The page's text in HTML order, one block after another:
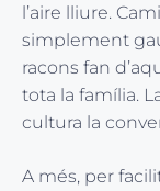
l’aire lliure.
simplement
racons fan
tota la família.
cultura la
A més, per